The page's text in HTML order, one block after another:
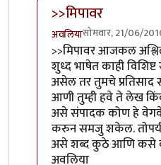
>>मिपावर
अवलियासोमवार, 21/06/
In reply toप्र्ण लेखby
>>मिपावर आजकल
शुध्द भाषेत काही
असेल तर तुमचे प्रतिसाद
आणी तुम्ही हवे ते लेख
असे संपादक कोण हे
करुन समजु शकेल.
असे शब्द कुठे आणि कसे
अवलिया